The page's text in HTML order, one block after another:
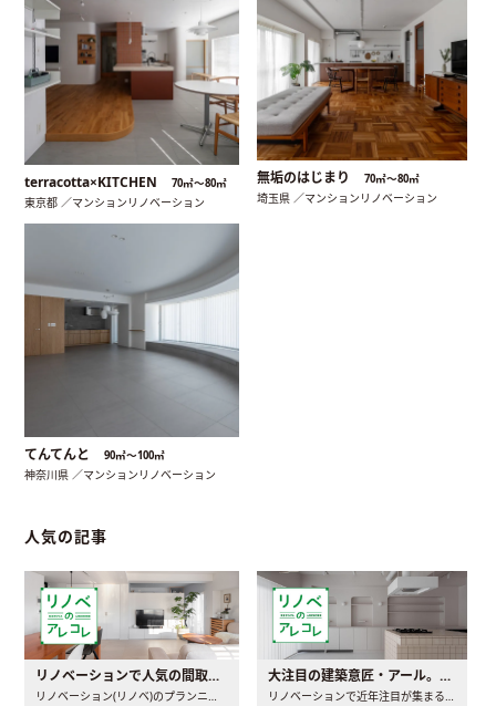
terracotta×KITCHEN 70㎡〜80㎡
東京都 ／マンションリノベーション
無垢のはじまり 70㎡〜80㎡
埼玉県 ／マンションリノベーション
てんてんと 90㎡〜100㎡
神奈川県 ／マンションリノベーション
人気の記事
リノベーションで人気の間取りとは？トレンドの間取りと実例を徹底解説
リノベーション(リノベ)のプランニングで一番最初に決めるのは..
大注目の建築意匠・アール。人気の理由と空間に取り入れるポイント
リノベーションで近年注目が集まる建築意匠の一つであるアール..